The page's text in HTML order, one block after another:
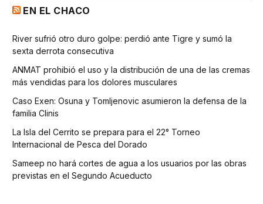
EN EL CHACO
River sufrió otro duro golpe: perdió ante Tigre y sumó la
sexta derrota consecutiva
ANMAT prohibió el uso y la distribución de una de las cremas
más vendidas para los dolores musculares
Caso Exen: Osuna y Tomljenovic asumieron la defensa de la
familia Clinis
La Isla del Cerrito se prepara para el 22° Torneo
Internacional de Pesca del Dorado
Sameep no hará cortes de agua a los usuarios por las obras
previstas en el Segundo Acueducto